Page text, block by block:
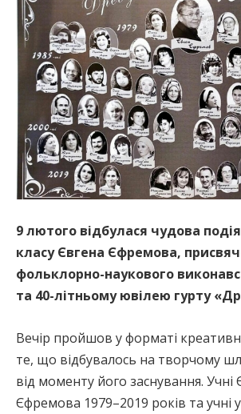
9 лютого відбулася чудова
класу Євгена Єфремова,
фольклорно-наукового
та 40-літньому ювілею гурту
Вечір пройшов у форматі
те, що відбувалось на творчому
від моменту його заснування. Учні
Єфремова 1979–2019 років та учні